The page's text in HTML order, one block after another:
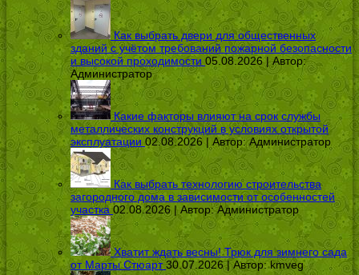
Как выбрать двери для общественных
зданий с учётом требований пожарной безопасности
и высокой проходимости 05.08.2026 | Автор:
Администратор
Какие факторы влияют на срок службы
металлических конструкций в условиях открытой
эксплуатации 02.08.2026 | Автор:Администратор
Как выбрать технологию строительства
загородного дома в зависимости от особенностей
участка 02.08.2026 | Автор:Администратор
Хватит ждать весны! Трюк для зимнего сада
от Марты Стюарт 30.07.2026 | Автор:kmveg